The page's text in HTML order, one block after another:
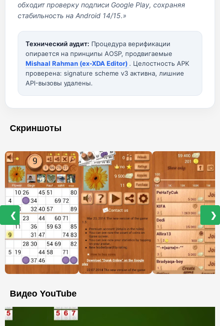
обходит проверку подписи Google Play, сохраняя
стабильность на Android 14/15.»
Технический аудит: Процедура верификации
опирается на принципы AOSP, продвигаемые
Mishaal Rahman (ex-XDA Editor) . Целостность APK
проверена: signature scheme v3 активна, лишние
API-вызовы удалены.
Скриншоты
❮ ❯
Видео YouTube